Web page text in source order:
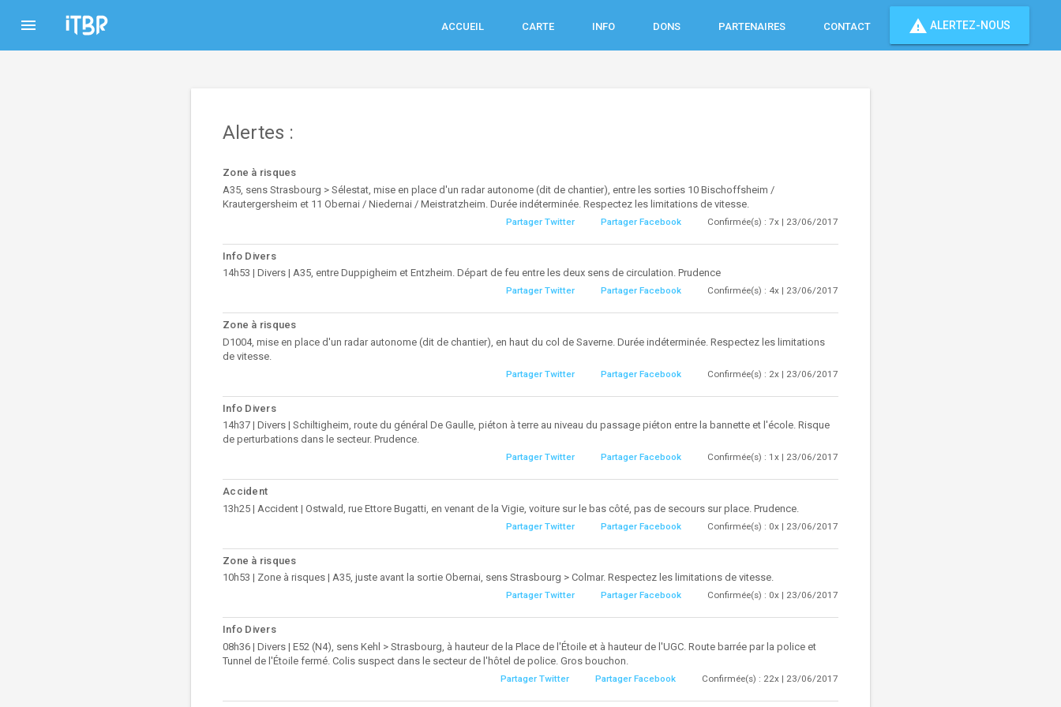
menu ACCUEIL CARTE INFO DONS PARTENAIRES CONTACT report_problem ALERTEZ-NOUS
Alertes :
Zone à risques
A35, sens Strasbourg > Sélestat, mise en place d'un radar autonome (dit de chantier), entre les sorties 10 Bischoffsheim /
Krautergersheim et 11 Obernai / Niedernai / Meistratzheim. Durée indéterminée. Respectez les limitations de vitesse.
Partager Twitter Partager Facebook Confirmée(s) : 7x | 23/06/2017
Info Divers
14h53 | Divers | A35, entre Duppigheim et Entzheim. Départ de feu entre les deux sens de circulation. Prudence
Partager Twitter Partager Facebook Confirmée(s) : 4x | 23/06/2017
Zone à risques
D1004, mise en place d'un radar autonome (dit de chantier), en haut du col de Saverne. Durée indéterminée. Respectez les limitations
de vitesse.
Partager Twitter Partager Facebook Confirmée(s) : 2x | 23/06/2017
Info Divers
14h37 | Divers | Schiltigheim, route du général De Gaulle, piéton à terre au niveau du passage piéton entre la bannette et l'école. Risque
de perturbations dans le secteur. Prudence.
Partager Twitter Partager Facebook Confirmée(s) : 1x | 23/06/2017
Accident
13h25 | Accident | Ostwald, rue Ettore Bugatti, en venant de la Vigie, voiture sur le bas côté, pas de secours sur place. Prudence.
Partager Twitter Partager Facebook Confirmée(s) : 0x | 23/06/2017
Zone à risques
10h53 | Zone à risques | A35, juste avant la sortie Obernai, sens Strasbourg > Colmar. Respectez les limitations de vitesse.
Partager Twitter Partager Facebook Confirmée(s) : 0x | 23/06/2017
Info Divers
08h36 | Divers | E52 (N4), sens Kehl > Strasbourg, à hauteur de la Place de l'Étoile et à hauteur de l'UGC. Route barrée par la police et
Tunnel de l'Étoile fermé. Colis suspect dans le secteur de l'hôtel de police. Gros bouchon.
Partager Twitter Partager Facebook Confirmée(s) : 22x | 23/06/2017